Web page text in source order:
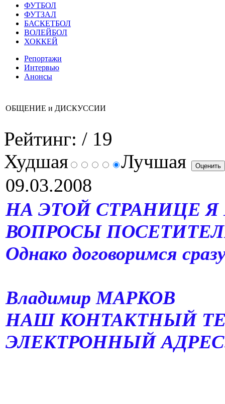
ФУТБОЛ
ФУТЗАЛ
БАСКЕТБОЛ
ВОЛЕЙБОЛ
ХОККЕЙ
Репортажи
Интервью
Анонсы
ОБЩЕНИЕ и ДИСКУССИИ
Рейтинг: / 19
Худшая
Лучшая
09.03.2008
НА ЭТОЙ СТРАНИЦЕ
ВОПРОСЫ
Однако договоримся
Владимир МАРКОВ
НАШ КОНТАКТНЫЙ
ЭЛЕКТРОННЫЙ